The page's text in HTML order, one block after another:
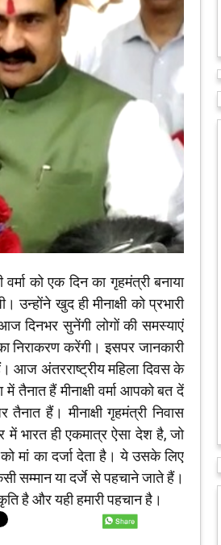
को एक दिन का गृहमंत्री बनाया
उन्होंने खुद ही मीनाक्षी को प्रभारी
दिनभर सुनेंगी लोगों की समस्याएं
निराकरण करेंगी। इसपर जानकारी
आज अंतरराष्ट्रीय महिला दिवस के
हैं मीनाक्षी वर्मा आपको बत दें
तैनात हैं। मीनाक्षी गृहमंत्री निवास
में भारत ही एकमात्र ऐसा देश है, जो
मां का दर्जा देता है। ये उसके लिए
या दर्जे से पहचाने जाते हैं।
है और यही हमारी पहचान है।